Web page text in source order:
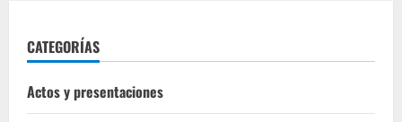
CATEGORÍAS
Actos y presentaciones